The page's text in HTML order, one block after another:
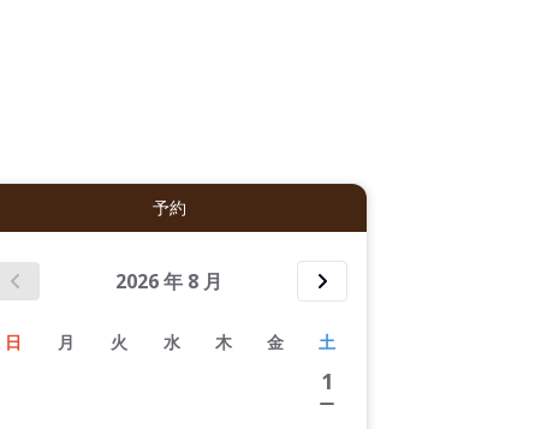
予約
2026年 8 月
日 月 火 水 木 金 土
1